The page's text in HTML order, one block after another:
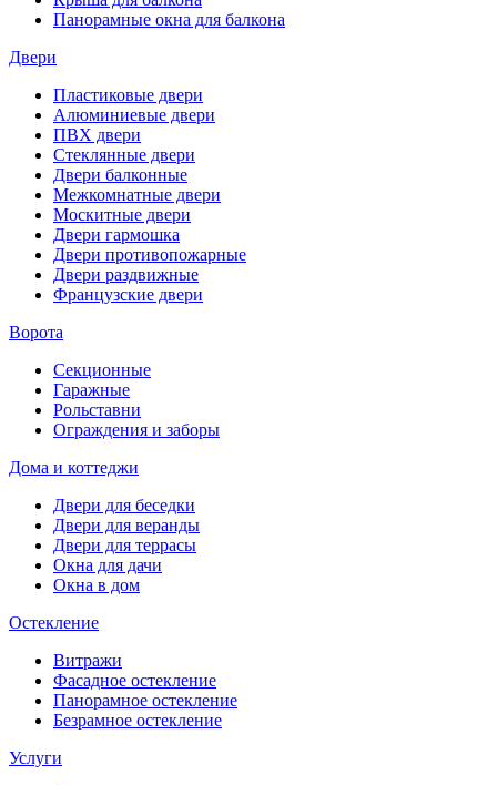
Панорамные окна для балкона
Двери
Пластиковые двери
Алюминиевые двери
ПВХ двери
Стеклянные двери
Двери балконные
Межкомнатные двери
Москитные двери
Двери гармошка
Двери противопожарные
Двери раздвижные
Французские двери
Ворота
Секционные
Гаражные
Рольставни
Ограждения и заборы
Дома и коттеджи
Двери для беседки
Двери для веранды
Двери для террасы
Окна для дачи
Окна в дом
Остекление
Витражи
Фасадное остекление
Панорамное остекление
Безрамное остекление
Услуги